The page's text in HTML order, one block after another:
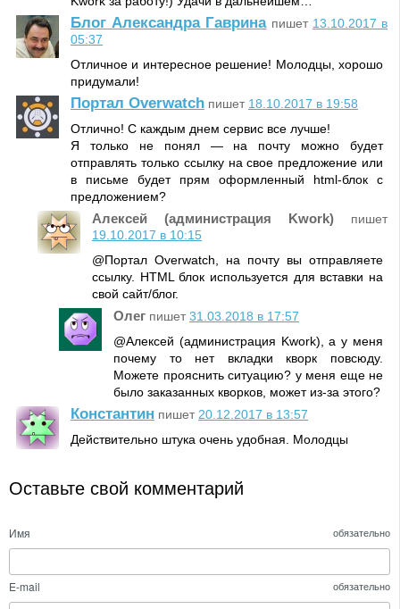
Блог Александра Гавринапишет 13.10.2017 в
05:37
Отличное и интересное решение! Молодцы, хорошо
придумали!
Портал Overwatch пишет 18.10.2017 в 19:58
Отлично! С каждым днем сервис все лучше!
Я только не понял — на почту можно будет
отправлять только ссылку на свое предложение или
в письме будет прям оформленный html-блок с
предложением?
Алексей (администрация Kwork) пишет
19.10.2017 в 10:15
@Портал Overwatch, на почту вы отправляете
ссылку. HTML блок используется для вставки на
свой сайт/блог.
Олег пишет 31.03.2018 в 17:57
@Алексей (администрация Kwork), а у меня
почему то нет вкладки кворк повсюду.
Можете прояснить ситуацию? у меня еще не
было заказанных кворков, может из-за этого?
Константин пишет 20.12.2017 в 13:57
Действительно штука очень удобная. Молодцы
Оставьте свой комментарий
Имя обязательно
E-mail обязательно